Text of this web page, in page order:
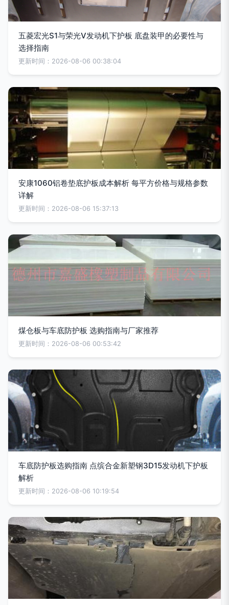
五菱宏光S1与荣光V发动机下护板 底盘装甲的必要性与
选择指南
更新时间：2026-08-06 00:38:04
安康1060铝卷垫底护板成本解析 每平方价格与规格参数
详解
更新时间：2026-08-06 15:37:13
煤仓板与车底防护板 选购指南与厂家推荐
更新时间：2026-08-06 00:53:42
车底防护板选购指南 点缤合金新塑钢3D15发动机下护板
解析
更新时间：2026-08-06 10:19:54